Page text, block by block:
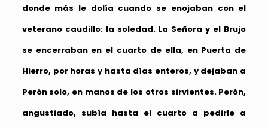
donde más le dolía cuando se enojaban con el
veterano caudillo: la soledad. La Señora y el Brujo
se encerraban en el cuarto de ella, en Puerta de
Hierro, por horas y hasta días enteros, y dejaban a
Perón solo, en manos de los otros sirvientes. Perón,
angustiado, subía hasta el cuarto a pedirle a